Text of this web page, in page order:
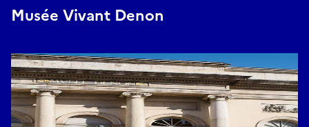
Musée Vivant Denon